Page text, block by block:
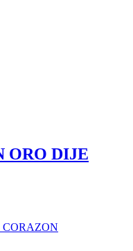
ORO DIJE